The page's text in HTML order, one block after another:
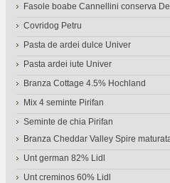
Fasole boabe Cannellini conserva
Covridog Petru
Pasta de ardei dulce Univer
Pasta ardei iute Univer
Branza Cottage 4.5% Hochland
Mix 4 seminte Pirifan
Seminte de chia Pirifan
Branza Cheddar Valley Spire
Unt german 82% Lidl
Unt creminos 60% Lidl